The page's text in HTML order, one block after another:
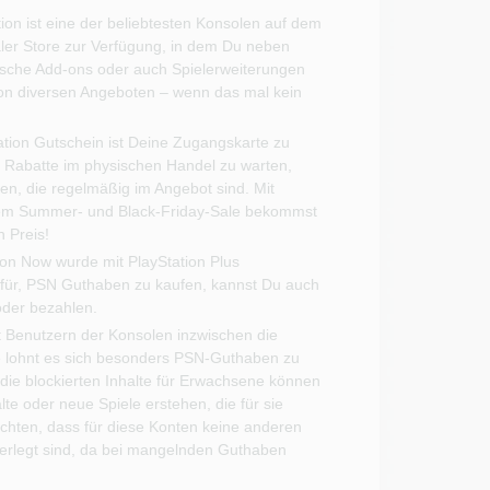
ist eine der beliebtesten Konsolen auf dem
Store zur Verfügung, in dem Du neben
Add-ons oder auch Spielerweiterungen
diversen Angeboten – wenn das mal kein
Gutschein ist Deine Zugangskarte zu
im physischen Handel zu warten,
die regelmäßig im Angebot sind. Mit
Summer- und Black-Friday-Sale bekommst
Preis!
Now wurde mit PlayStation Plus
PSN Guthaben zu kaufen, kannst Du auch
bezahlen.
Benutzern der Konsolen inzwischen die
es sich besonders PSN-Guthaben zu
blockierten Inhalte für Erwachsene können
oder neue Spiele erstehen, die für sie
dass für diese Konten keine anderen
sind, da bei mangelnden Guthaben